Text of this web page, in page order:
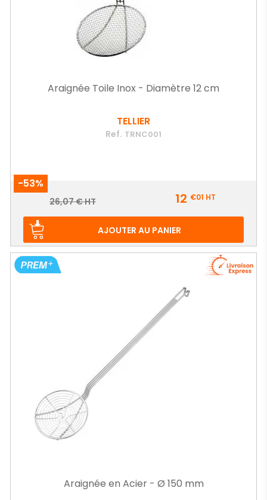
Araignée Toile Inox - Diamètre 12 cm
TELLIER
Ref. TRNC001
-53%
Prix
Prix
26,07 € HT 12 €01 HT
AJOUTER AU PANIER
Araignée en Acier - Ø 150 mm